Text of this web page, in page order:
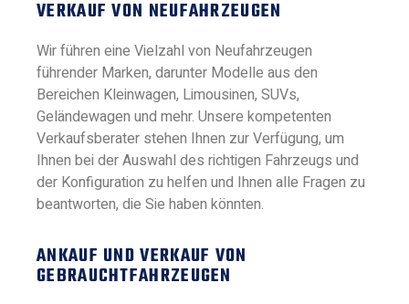
VERKAUF VON NEUFAHRZEUGEN
Wir führen eine Vielzahl von Neufahrzeugen
führender Marken, darunter Modelle aus den
Bereichen Kleinwagen, Limousinen, SUVs,
Geländewagen und mehr. Unsere kompetenten
Verkaufsberater stehen Ihnen zur Verfügung, um
Ihnen bei der Auswahl des richtigen Fahrzeugs und
der Konfiguration zu helfen und Ihnen alle Fragen zu
beantworten, die Sie haben könnten.
ANKAUF UND VERKAUF VON
GEBRAUCHTFAHRZEUGEN